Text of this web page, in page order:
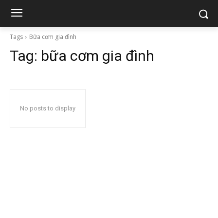
Tags Bữa cơm gia đình
Tag: bữa cơm gia đình
No posts to display